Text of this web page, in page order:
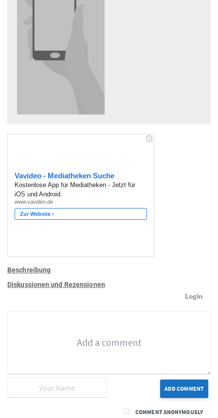
Beschreibung
Diskussionen und Rezensionen
Login
ADD COMMENT
COMMENT ANONYMOUSLY